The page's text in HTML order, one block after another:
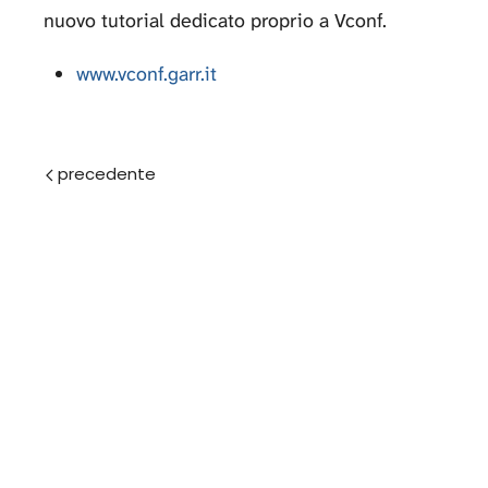
nuovo tutorial dedicato proprio a Vconf.
www.vconf.garr.it